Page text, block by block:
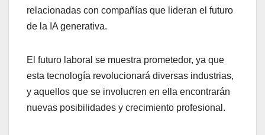
relacionadas con compañías que lideran el futuro
de la IA generativa.
El futuro laboral se muestra prometedor, ya que
esta tecnología revolucionará diversas industrias,
y aquellos que se involucren en ella encontrarán
nuevas posibilidades y crecimiento profesional.